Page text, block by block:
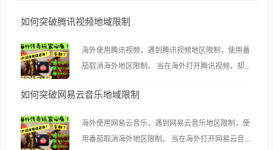
如何突破腾讯视频地域限制
海外使用腾讯视频，遇到腾讯视频地区限制，使用番
茄取消海外地区限制。 当在海外打开腾讯视频，却突
示语。 海外用户如香港、澳门、台湾、美国、加拿
像其他音乐平台一样，出现地区及版权限制问题，且
仅能在中国大陆地区播放。 遇到这个问题的朋友们，
如何突破网易云音乐地域限制
海外使用网易云音乐，遇到网易云音乐地区限制，使
用番茄取消海外地区限制。 当在海外打开网易云音